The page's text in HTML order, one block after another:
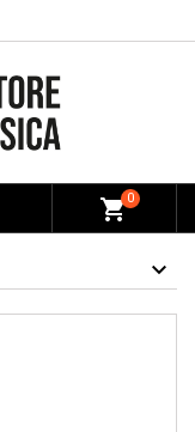
shopping_cart0